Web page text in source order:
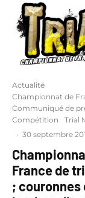
Actualité
Championnat de
Communiqué de
Compétition
Trial
· 30 septembre
France de
; couronnes